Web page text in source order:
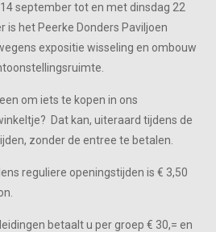
september tot en met dinsdag 22
is het Peerke Donders Paviljoen
expositie wisseling en ombouw
om iets te kopen in ons
Dat kan, uiteraard tijdens de
zonder de entree te betalen.
reguliere openingstijden is € 3,50
betaalt u per groep € 30,= en